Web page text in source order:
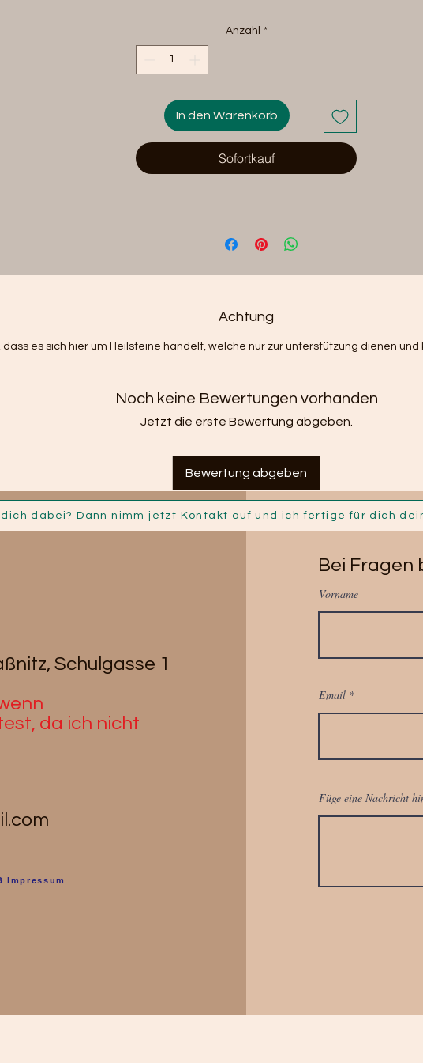
bindet Erd- und Wasserstrahlen zu einer harmonischen
Energie, die Geist und Seele reinigt. Dieses handgeknüpfte
Armband ist zudem größenverstellbar und löst
klaren Entscheidungen zu verhelfen. Lass dich von der
kraftvollen Energie des Bergkristalls begleiten und genieße
Schönheit und die positiven Eigenschaften dieses
einzigartigen Schmuckstücks.
Anzahl *
In den Warenkorb
Sofortkauf
Achtung
es sich hier um Heilsteine handelt, welche nur zur unterstützung dienen
Noch keine Bewertungen vorhanden
Jetzt die erste Bewertung abgeben.
Bewertung abgeben
Schulgasse 1
da ich nicht
Impressum
Bei Fragen
Vorname
Email
Füge eine Nachricht